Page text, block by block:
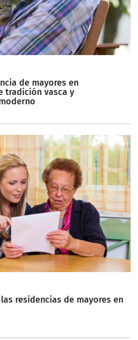
de mayores en
tradición vasca y
residencias de mayores en